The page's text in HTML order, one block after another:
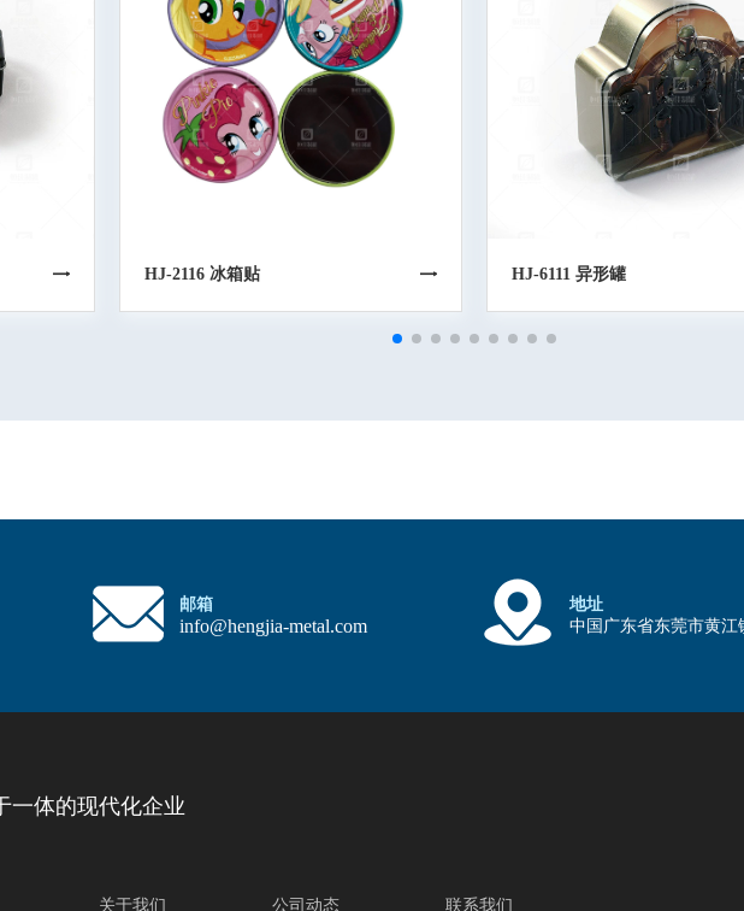
HJ-2116 冰箱贴 HJ-6111 异形罐
邮箱
info@hengjia-metal.com
地址
中国广东省东莞市黄江
一体的现代化企业
关于我们 公司动态 联系我们